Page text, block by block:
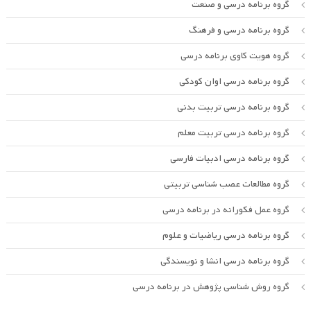
گروه برنامه درسی و صنعت
گروه برنامه درسی و فرهنگ
گروه هویت کاوی برنامه درسی
گروه برنامه درسی اوان کودکی
گروه برنامه درسی تربیت بدنی
گروه برنامه درسی تربیت معلم
گروه برنامه درسی ادبیات فارسی
گروه مطالعات عصب شناسی تربیتی
گروه عمل فکورانه در برنامه درسی
گروه برنامه درسی ریاضیات و علوم
گروه برنامه درسی انشا و نویسندگی
گروه روش شناسی پژوهش در برنامه درسی